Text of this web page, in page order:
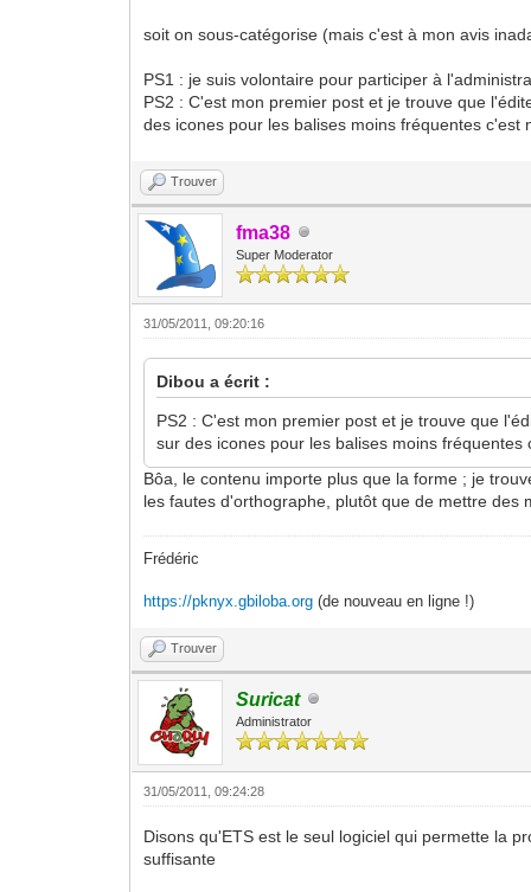
soit on sous-catégorise (mais c'est à mon avis
PS1 : je suis volontaire pour participer à
PS2 : C'est mon premier post et je trouve que
des icones pour les balises moins fréquentes
Trouver
fma38
Super Moderator
31/05/2011, 09:20:16
Dibou a écrit :
PS2 : C'est mon premier post et je trouve que
sur des icones pour les balises moins
Bôa, le contenu importe plus que la forme ; je
les fautes d'orthographe, plutôt que de mettre
Frédéric
https://pknyx.gbiloba.org (de nouveau en ligne !)
Trouver
Suricat
Administrator
31/05/2011, 09:24:28
Disons qu'ETS est le seul logiciel qui permette la
suffisante